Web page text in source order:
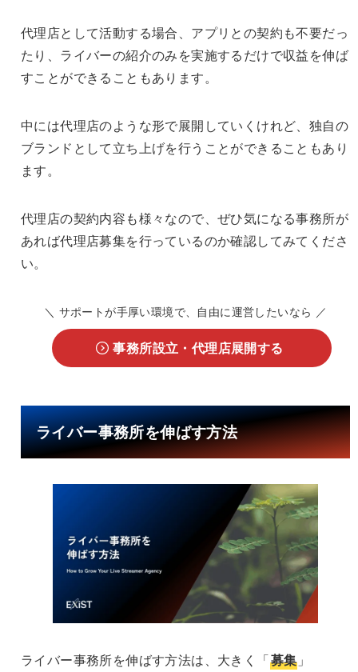
代理店として活動する場合、アプリとの契約も不要だっ
たり、ライバーの紹介のみを実施するだけで収益を伸ば
すことができることもあります。
中には代理店のような形で展開していくけれど、独自の
ブランドとして立ち上げを行うことができることもあり
ます。
代理店の契約内容も様々なので、ぜひ気になる事務所が
あれば代理店募集を行っているのか確認してみてくださ
い。
＼ サポートが手厚い環境で、自由に運営したいなら ／
事務所設立・代理店展開する
ライバー事務所を伸ばす方法
ライバー事務所を伸ばす方法は、大きく「募集 」